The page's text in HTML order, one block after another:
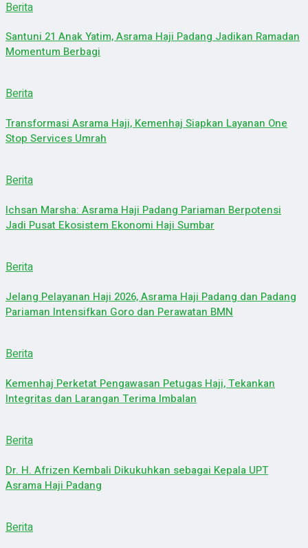
Berita
Santuni 21 Anak Yatim, Asrama Haji Padang Jadikan Ramadan
Momentum Berbagi
Berita
Transformasi Asrama Haji, Kemenhaj Siapkan Layanan One
Stop Services Umrah
Berita
Ichsan Marsha: Asrama Haji Padang Pariaman Berpotensi
Jadi Pusat Ekosistem Ekonomi Haji Sumbar
Berita
Jelang Pelayanan Haji 2026, Asrama Haji Padang dan Padang
Pariaman Intensifkan Goro dan Perawatan BMN
Berita
Kemenhaj Perketat Pengawasan Petugas Haji, Tekankan
Integritas dan Larangan Terima Imbalan
Berita
Dr. H. Afrizen Kembali Dikukuhkan sebagai Kepala UPT
Asrama Haji Padang
Berita